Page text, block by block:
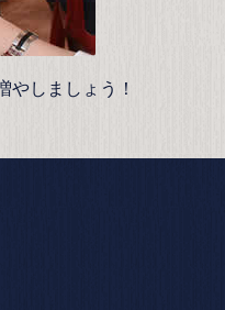
しましょう！